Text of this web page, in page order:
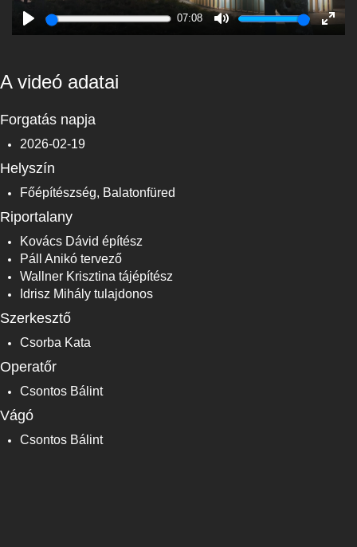
Play
07:08
Mute
Enter
A videó adatai
Forgatás napja
2026-02-19
Helyszín
Főépítészség, Balatonfüred
Riportalany
Kovács Dávid építész
Páll Anikó tervező
Wallner Krisztina tájépítész
Idrisz Mihály tulajdonos
Szerkesztő
Csorba Kata
Operatőr
Csontos Bálint
Vágó
Csontos Bálint